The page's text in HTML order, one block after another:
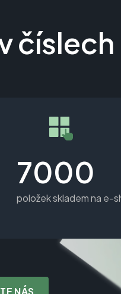
číslech
7000
položek skladem na e-
NÁS